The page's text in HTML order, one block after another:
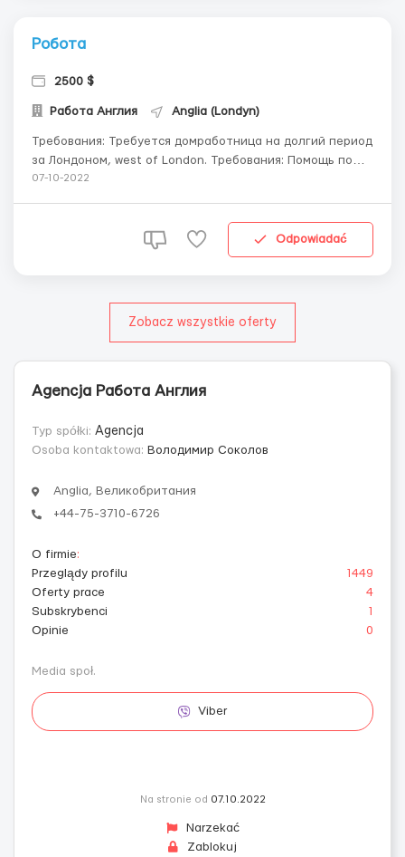
Робота
2500 $
Работа Англия Anglia (Londyn)
Требования: Требуется домработница на долгий период
за Лондонoм, west of London. Требования: Помощь по
уходу за детьми (собрать в школу, накормить, почитать
уход за гардеробом детей и взро...
07-10-2022
Odpowiadać
Zobacz wszystkie oferty
Agencja Работа Англия
Typ spółki: Agencja
Osoba kontaktowa: Володимир Соколов
Anglia, Великобритания
+44-75-3710-6726
O firmie:
Przeglądy profilu
1449
Oferty prace
4
Subskrybenci
1
Opinie
0
Media społ.
Viber
Na stronie od 07.10.2022
Narzekać
Zablokuj